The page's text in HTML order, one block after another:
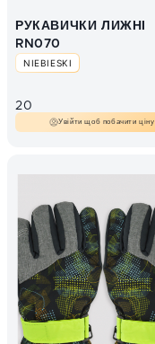
РУКАВИЧКИ ЛИЖНІ
RN070
NIEBIESKI
20
Увійти щоб побачити ціну